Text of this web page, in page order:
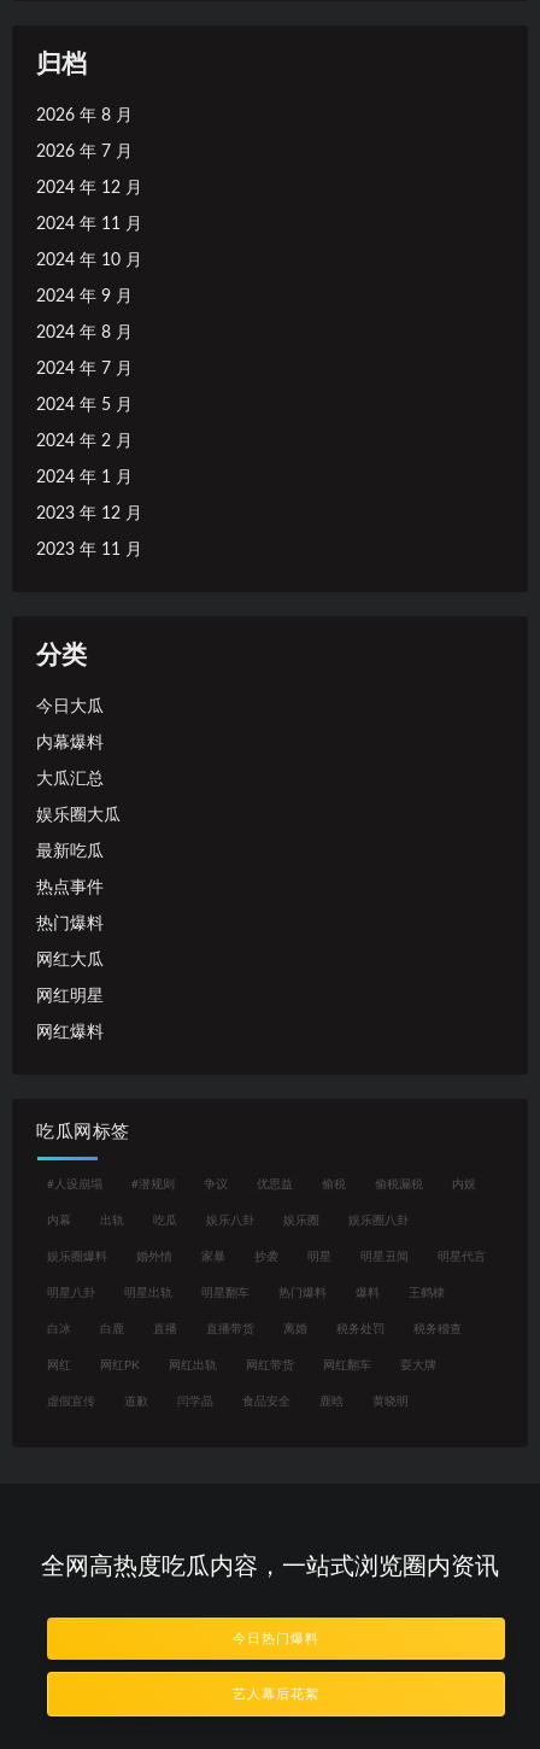
归档
2026 年 8 月
2026 年 7 月
2024 年 12 月
2024 年 11 月
2024 年 10 月
2024 年 9 月
2024 年 8 月
2024 年 7 月
2024 年 5 月
2024 年 2 月
2024 年 1 月
2023 年 12 月
2023 年 11 月
分类
今日大瓜
内幕爆料
大瓜汇总
娱乐圈大瓜
最新吃瓜
热点事件
热门爆料
网红大瓜
网红明星
网红爆料
吃瓜网标签
#人设崩塌 #潜规则 争议 优思益 偷税 偷税漏税 内娱
内幕 出轨 吃瓜 娱乐八卦 娱乐圈 娱乐圈八卦
娱乐圈爆料 婚外情 家暴 抄袭 明星 明星丑闻 明星代言
明星八卦 明星出轨 明星翻车 热门爆料 爆料 王鹤棣
白冰 白鹿 直播 直播带货 离婚 税务处罚 税务稽查
网红 网红PK 网红出轨 网红带货 网红翻车 耍大牌
虚假宣传 道歉 闫学晶 食品安全 鹿晗 黄晓明
全网高热度吃瓜内容，一站式浏览圈内资讯
今日热门爆料
艺人幕后花絮